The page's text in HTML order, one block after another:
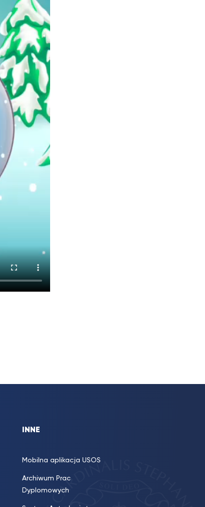
INNE
Mobilna aplikacja USOS
Archiwum Prac
Dyplomowych